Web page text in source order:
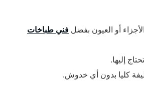
أو العيون بفضل فني طباخات
إليها.
كليا بدون أي خدوش.